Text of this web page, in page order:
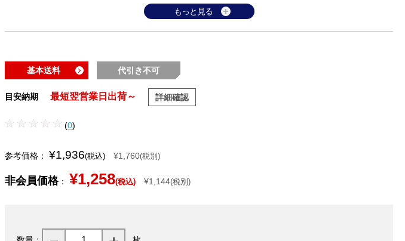
もっと見る
基本送料 代引き不可
目安納期 最短翌営業日出荷～ 詳細確認
(0)
参考価格： ¥1,936(税込) ¥1,760(税別)
非会員価格： ¥1,258(税込) ¥1,144(税別)